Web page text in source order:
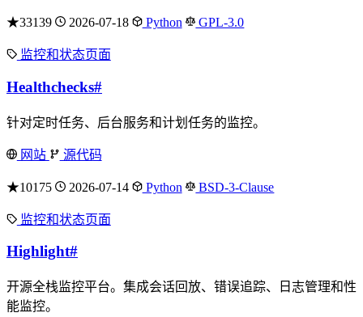
★33139 2026-07-18 Python GPL-3.0
监控和状态页面
Healthchecks#
针对定时任务、后台服务和计划任务的监控。
网站 源代码
★10175 2026-07-14 Python BSD-3-Clause
监控和状态页面
Highlight#
开源全栈监控平台。集成会话回放、错误追踪、日志管理和性
能监控。